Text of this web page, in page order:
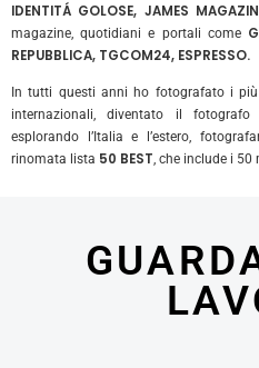
IDENTITÁ GOLOSE, JAMES
magazine, quotidiani e portali come
REPUBBLICA, TGCOM24, ESPRESSO.
In tutti questi anni ho fotografato i
internazionali, diventato il
esplorando l’Italia e l’estero,
rinomata lista 50 BEST, che include i